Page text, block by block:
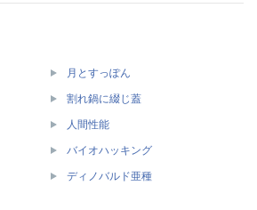
月とすっぽん
割れ鍋に綴じ蓋
人間性能
バイオハッキング
ディノバルド亜種